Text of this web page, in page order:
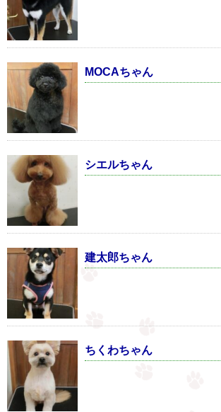
MOCAちゃん
シエルちゃん
建太郎ちゃん
ちくわちゃん